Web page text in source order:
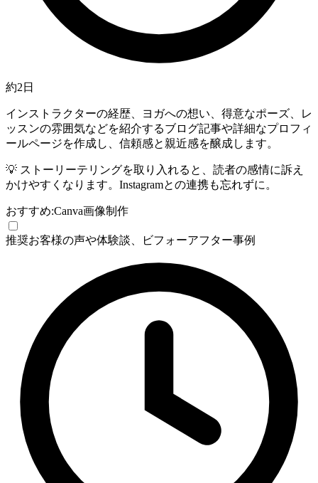
約2日
インストラクターの経歴、ヨガへの想い、得意なポーズ、レ
ッスンの雰囲気などを紹介するブログ記事や詳細なプロフィ
ールページを作成し、信頼感と親近感を醸成します。
💡 ストーリーテリングを取り入れると、読者の感情に訴え
かけやすくなります。Instagramとの連携も忘れずに。
おすすめ:Canva画像制作
推奨お客様の声や体験談、ビフォーアフター事例